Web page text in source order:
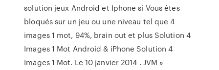
solution jeux Android et Iphone si Vous êtes
bloqués sur un jeu ou une niveau tel que 4
images 1 mot, 94%, brain out et plus Solution 4
Images 1 Mot Android & iPhone Solution 4
Images 1 Mot. Le 10 janvier 2014 . JVM »